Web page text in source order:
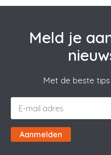
Meld je
Met de beste
Aanmelden